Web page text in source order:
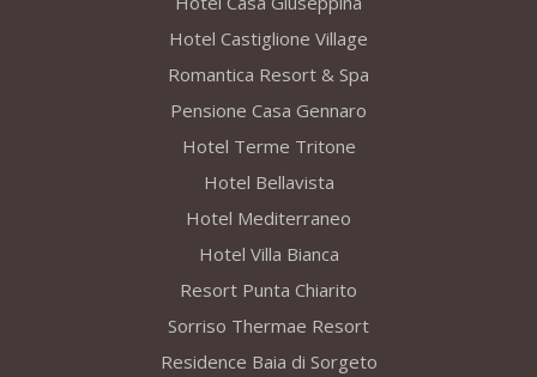
Hotel Castiglione Village
Romantica Resort & Spa
Pensione Casa Gennaro
Hotel Terme Tritone
Hotel Bellavista
Hotel Mediterraneo
Hotel Villa Bianca
Resort Punta Chiarito
Sorriso Thermae Resort
Residence Baia di Sorgeto